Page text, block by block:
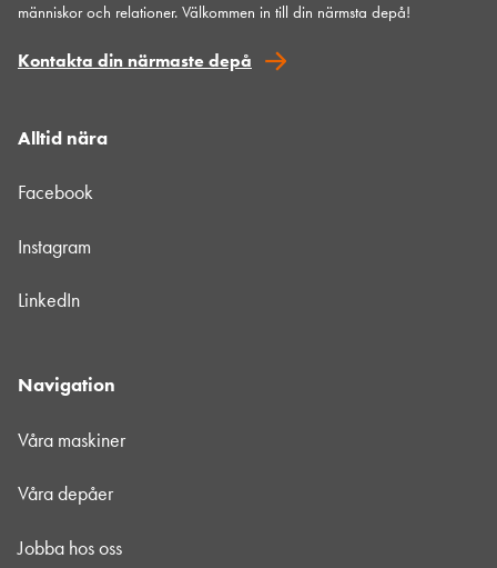
människor och relationer. Välkommen in till din närmsta depå!
Kontakta din närmaste depå
Alltid nära
Facebook
Instagram
LinkedIn
Navigation
Våra maskiner
Våra depåer
Jobba hos oss